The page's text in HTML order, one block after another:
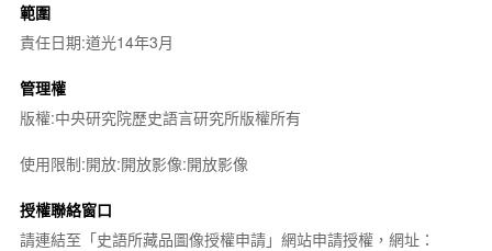
範圍
責任日期:道光14年3月
管理權
版權:中央研究院歷史語言研究所版權所有
使用限制:開放:開放影像:開放影像
授權聯絡窗口
請連結至「史語所藏品圖像授權申請」網站申請授權，網址：